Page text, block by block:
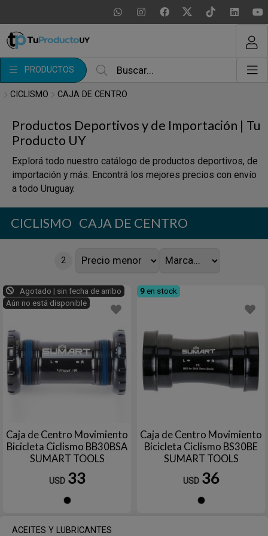
PRODUCTOS
MI COMPRA
CICLISMO CAJA DE CENTRO
Productos Deportivos y de Importación | Tu
Producto UY
Explorá todo nuestro catálogo de productos deportivos, de
importación y más. Encontrá los mejores precios con envío
a todo Uruguay.
ACEITES Y LUBRICANTES
CICLISMO CAJA DE CENTRO
2
Agotado | sin fecha de arribo
Aún no está disponible
Caja de Centro Movimiento
Bicicleta Ciclismo BB30BSA
SUMART TOOLS
USD 33
9 en stock
Caja de Centro Movimiento
Bicicleta Ciclismo BS30BE
SUMART TOOLS
USD 36